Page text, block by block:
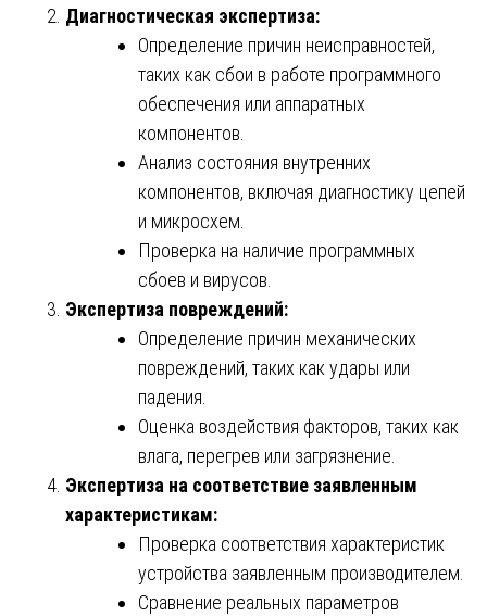
Диагностическая экспертиза:
Определение причин неисправностей,
таких как сбои в работе программного
обеспечения или аппаратных
компонентов.
Анализ состояния внутренних
компонентов, включая диагностику цепей
и микросхем.
Проверка на наличие программных
сбоев и вирусов.
Экспертиза повреждений:
Определение причин механических
повреждений, таких как удары или
падения.
Оценка воздействия факторов, таких как
влага, перегрев или загрязнение.
Экспертиза на соответствие заявленным
характеристикам:
Проверка соответствия характеристик
устройства заявленным производителем.
Сравнение реальных параметров